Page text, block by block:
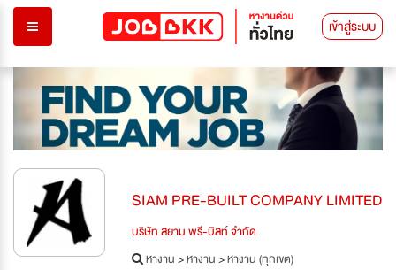
เข้าสู่ระบบ
SIAM PRE-BUILT COMPANY LIMITED
บริษัท สยาม พรี-บิลท์ จำกัด
หางาน>หางาน>หางาน (ทุกเขต)